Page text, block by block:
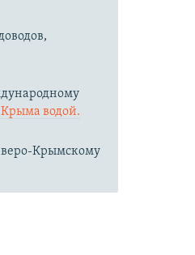
Крыма водой.
Крымскому